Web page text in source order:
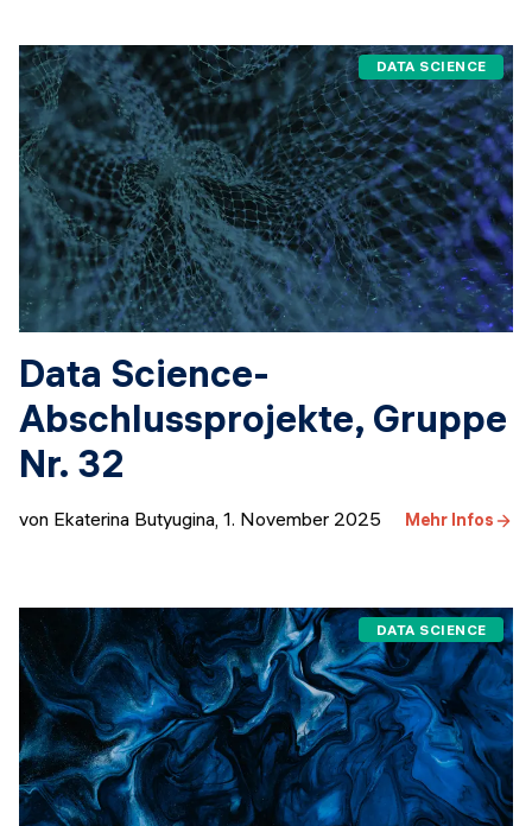
DATA SCIENCE
Data Science-
Abschlussprojekte, Gruppe
Nr. 32
von Ekaterina Butyugina, 1. November 2025 Mehr Infos
DATA SCIENCE